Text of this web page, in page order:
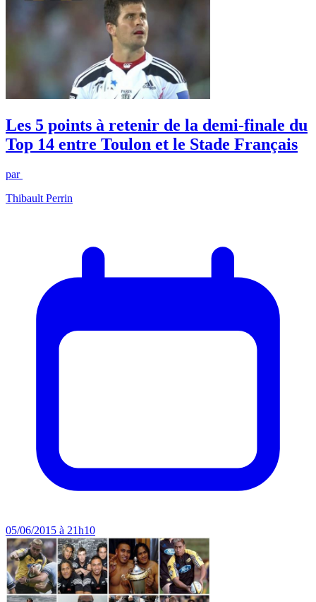
Les 5 points à retenir de la demi-finale du
Top 14 entre Toulon et le Stade Français
par
Thibault Perrin
05/06/2015 à 21h10